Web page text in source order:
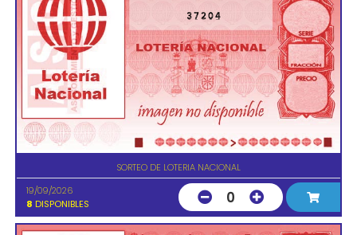
37204
SORTEO DE LOTERIA NACIONAL
19/09/2026
8 DISPONIBLES 0